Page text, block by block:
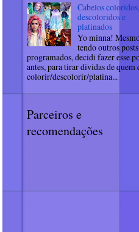
Cabelos coloridos,
descoloridos e
platinados
Yo minna!
tendo outros posts
programados, decidi fazer esse
antes, para tirar dividas de quem
colorir/descolorir/platina...
Parceiros e
recomendações